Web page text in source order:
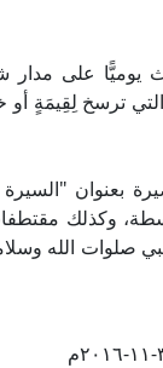
على مدار
ترسخ لِقِيمَةٍ أو
بعنوان
وكذلك
صلوات الله